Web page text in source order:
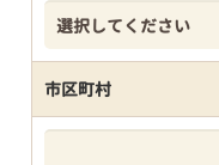
市区町村